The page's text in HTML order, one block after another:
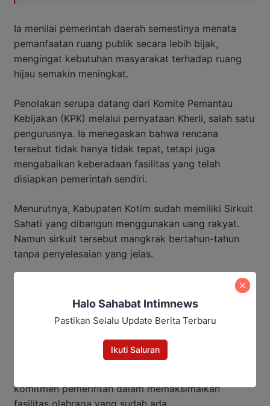
Ia menilai pemerintah daerah semestinya menata
pemanfaatan ruang publik secara lebih bijak,
mengingat kebutuhan masyarakat terhadap ruang
hijau semakin meningkat.
Penolakan serupa datang dari Komite Pemantau
Kebijakan (KPK) melalui pernyataan Kherli, salah satu
pengurusnya. Ia menegaskan bahwa rencana
tersebut tidak hanya tidak tepat, tetapi juga
mengabaikan keberadaan fasilitas yang telah
disiapkan pemerintah sendiri.
Menurutnya, Kabupaten Kotim sudah memiliki Sirkuit
Sahati yang dibangun menggunakan uang rakyat.
Namun sirkuit tersebut mangkrak bertahun-tahun
tanpa penyelesaian yang jelas.
“Kegiatan balap semestinya dipusatkan di sirkuit,
bukan taman kota. Pemerintah kabupaten sebaiknya
karena itu adalah aset publik yang dibiayai dari
komitmen pemerintah dalam memaksimalkan
fasilitas olahraga yang sudah ada.
Halo Sahabat Intimnews
Pastikan Selalu Update Berita Terbaru
Ikuti Saluran